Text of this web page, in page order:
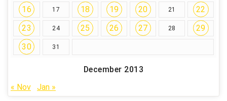
December 2013
16
17 18 19 20 21
22
23
24 25 26 27 28
29
30
31
« Nov Jan »